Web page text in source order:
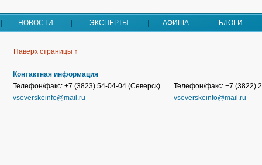
НОВОСТИ ЭКСПЕРТЫ АФИША БЛОГИ
Наверх страницы ↑
Контактная информация
Телефон/факс: +7 (3823) 54-04-04 (Северск)
vseverskeinfo@mail.ru
Телефон/факс: +7 (3822)
vseverskeinfo@mail.ru